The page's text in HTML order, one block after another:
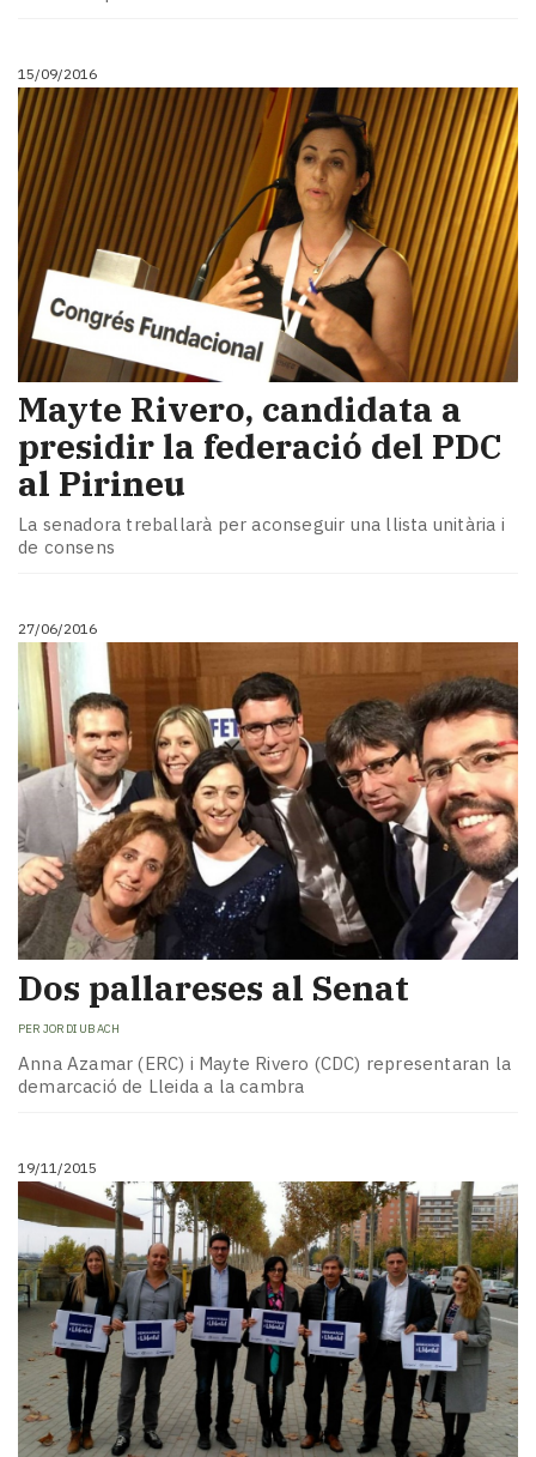
15/09/2016
​Mayte Rivero, candidata a
presidir la federació del PDC
al Pirineu
La senadora treballarà per aconseguir una llista unitària i
de consens
27/06/2016
Dos pallareses al Senat
PER JORDI UBACH
Anna Azamar (ERC) i Mayte Rivero (CDC) representaran la
demarcació de Lleida a la cambra
19/11/2015